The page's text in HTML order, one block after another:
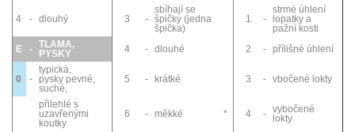
4 - dlouhý 3 -
sbíhají se
špičky (jedna
špička)
1 -
strmé úhlení
lopatky a
pažní kosti
E
- TLAMA,
PYSKY
4 - dlouhé 2 - přílišné úhlení
0 -
typická,
pysky pevné,
suché,
5 - krátké 3 - vbočené lokty
přilehlé s
uzavřenými
koutky
6 - měkké * 4 - vybočené
lokty